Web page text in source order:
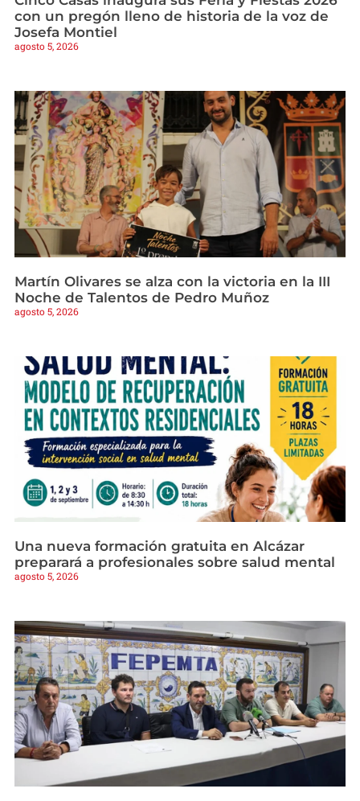
con un pregón lleno de historia de la voz de
Josefa Montiel
agosto 5, 2026
Martín Olivares se alza con la victoria en la III
Noche de Talentos de Pedro Muñoz
agosto 5, 2026
Una nueva formación gratuita en Alcázar
preparará a profesionales sobre salud mental
agosto 5, 2026